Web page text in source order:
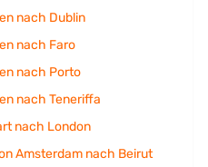
nach Dublin
nach Faro
nach Porto
nach Teneriffa
nach London
Amsterdam nach Beirut